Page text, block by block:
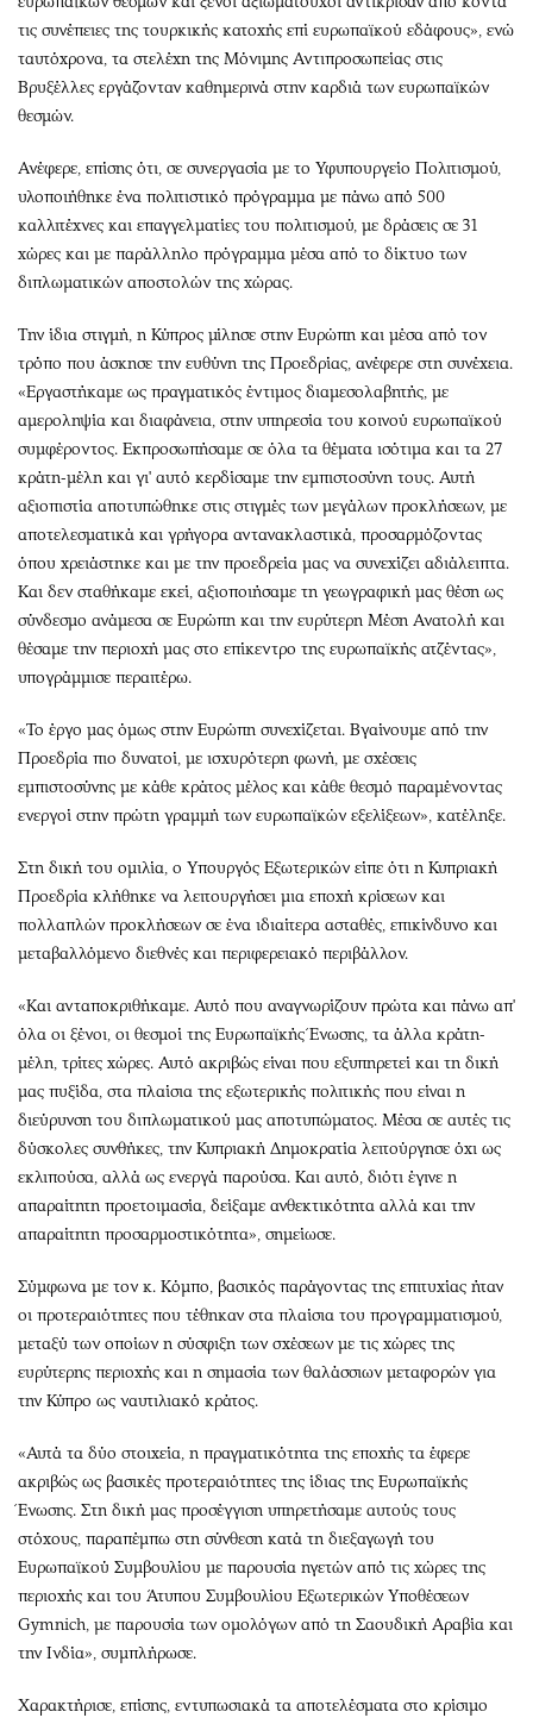
τις συνέπειες της τουρκικής κατοχής επί ευρωπαϊκού εδάφους», ενώ
ταυτόχρονα, τα στελέχη της Μόνιμης Αντιπροσωπείας στις
Βρυξέλλες εργάζονταν καθημερινά στην καρδιά των ευρωπαϊκών
θεσμών.
Ανέφερε, επίσης ότι, σε συνεργασία με το Υφυπουργείο Πολιτισμού,
υλοποιήθηκε ένα πολιτιστικό πρόγραμμα με πάνω από 500
καλλιτέχνες και επαγγελματίες του πολιτισμού, με δράσεις σε 31
χώρες και με παράλληλο πρόγραμμα μέσα από το δίκτυο των
διπλωματικών αποστολών της χώρας.
Την ίδια στιγμή, η Κύπρος μίλησε στην Ευρώπη και μέσα από τον
τρόπο που άσκησε την ευθύνη της Προεδρίας, ανέφερε στη συνέχεια.
«Εργαστήκαμε ως πραγματικός έντιμος διαμεσολαβητής, με
αμεροληψία και διαφάνεια, στην υπηρεσία του κοινού ευρωπαϊκού
συμφέροντος. Εκπροσωπήσαμε σε όλα τα θέματα ισότιμα και τα 27
κράτη-μέλη και γι' αυτό κερδίσαμε την εμπιστοσύνη τους. Αυτή
αξιοπιστία αποτυπώθηκε στις στιγμές των μεγάλων προκλήσεων, με
αποτελεσματικά και γρήγορα αντανακλαστικά, προσαρμόζοντας
όπου χρειάστηκε και με την προεδρεία μας να συνεχίζει αδιάλειπτα.
Και δεν σταθήκαμε εκεί, αξιοποιήσαμε τη γεωγραφική μας θέση ως
σύνδεσμο ανάμεσα σε Ευρώπη και την ευρύτερη Μέση Ανατολή και
θέσαμε την περιοχή μας στο επίκεντρο της ευρωπαϊκής ατζέντας»,
υπογράμμισε περαιτέρω.
«Το έργο μας όμως στην Ευρώπη συνεχίζεται. Βγαίνουμε από την
Προεδρία πιο δυνατοί, με ισχυρότερη φωνή, με σχέσεις
εμπιστοσύνης με κάθε κράτος μέλος και κάθε θεσμό παραμένοντας
ενεργοί στην πρώτη γραμμή των ευρωπαϊκών εξελίξεων», κατέληξε.
Στη δική του ομιλία, ο Υπουργός Εξωτερικών είπε ότι η Κυπριακή
Προεδρία κλήθηκε να λειτουργήσει μια εποχή κρίσεων και
πολλαπλών προκλήσεων σε ένα ιδιαίτερα ασταθές, επικίνδυνο και
μεταβαλλόμενο διεθνές και περιφερειακό περιβάλλον.
«Και ανταποκριθήκαμε. Αυτό που αναγνωρίζουν πρώτα και πάνω απ'
όλα οι ξένοι, οι θεσμοί της Ευρωπαϊκής Ένωσης, τα άλλα κράτη-
μέλη, τρίτες χώρες. Αυτό ακριβώς είναι που εξυπηρετεί και τη δική
μας πυξίδα, στα πλαίσια της εξωτερικής πολιτικής που είναι η
διεύρυνση του διπλωματικού μας αποτυπώματος. Μέσα σε αυτές τις
δύσκολες συνθήκες, την Κυπριακή Δημοκρατία λειτούργησε όχι ως
εκλιπούσα, αλλά ως ενεργά παρούσα. Και αυτό, διότι έγινε η
απαραίτητη προετοιμασία, δείξαμε ανθεκτικότητα αλλά και την
απαραίτητη προσαρμοστικότητα», σημείωσε.
Σύμφωνα με τον κ. Κόμπο, βασικός παράγοντας της επιτυχίας ήταν
οι προτεραιότητες που τέθηκαν στα πλαίσια του προγραμματισμού,
μεταξύ των οποίων η σύσφιξη των σχέσεων με τις χώρες της
ευρύτερης περιοχής και η σημασία των θαλάσσιων μεταφορών για
την Κύπρο ως ναυτιλιακό κράτος.
«Αυτά τα δύο στοιχεία, η πραγματικότητα της εποχής τα έφερε
ακριβώς ως βασικές προτεραιότητες της ίδιας της Ευρωπαϊκής
Ένωσης. Στη δική μας προσέγγιση υπηρετήσαμε αυτούς τους
στόχους, παραπέμπω στη σύνθεση κατά τη διεξαγωγή του
Ευρωπαϊκού Συμβουλίου με παρουσία ηγετών από τις χώρες της
περιοχής και του Άτυπου Συμβουλίου Εξωτερικών Υποθέσεων
Gymnich, με παρουσία των ομολόγων από τη Σαουδική Αραβία και
την Ινδία», συμπλήρωσε.
Χαρακτήρισε, επίσης, εντυπωσιακά τα αποτελέσματα στο κρίσιμο